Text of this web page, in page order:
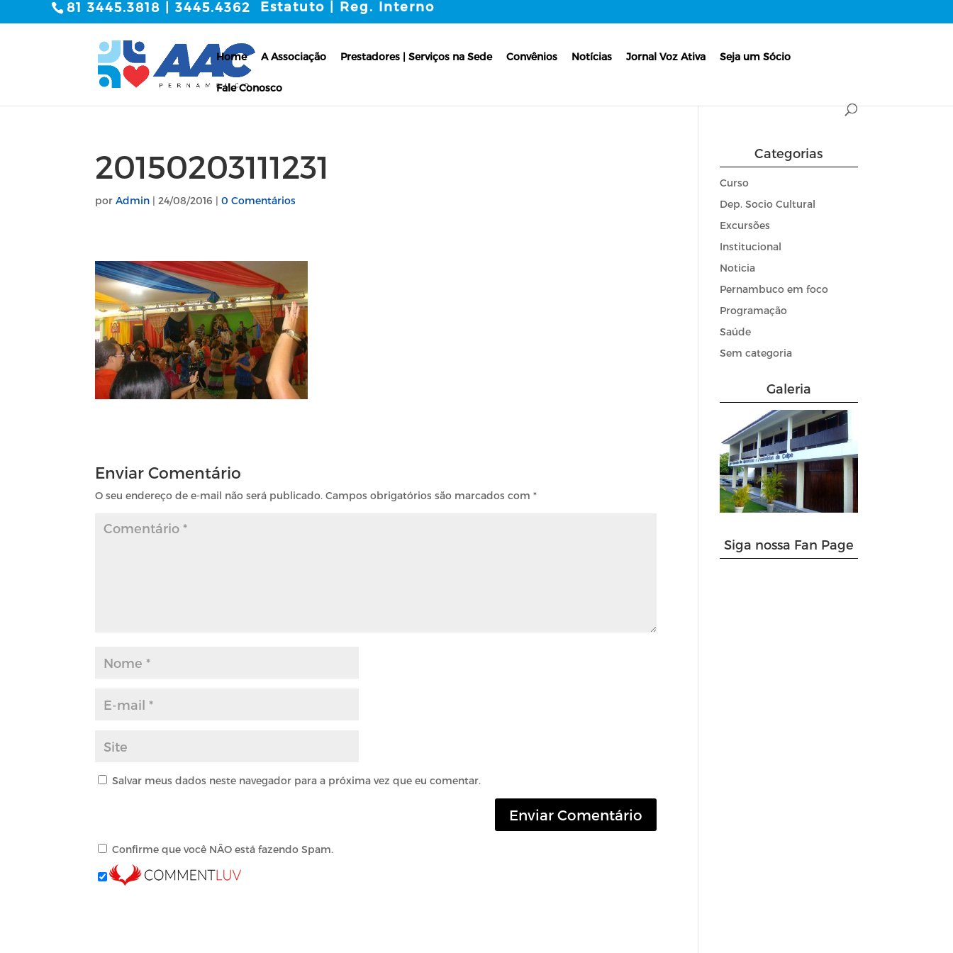
81 3445.3818 | 3445.4362 Estatuto | Reg. Interno
Home A Associação Prestadores | Serviços na Sede Convênios Notícias Jornal Voz Ativa Seja um Sócio
Fale Conosco
20150203111231
porAdmin |24/08/2016 |0 Comentários
Enviar Comentário
O seu endereço de e-mail não será publicado. Campos obrigatórios são marcados com*
Salvar meus dados neste navegador para a próxima vez que eu comentar.
Confirme que você NÃO está fazendo Spam.
Categorias
Curso
Dep. Socio Cultural
Excursões
Institucional
Noticia
Pernambuco em foco
Programação
Saúde
Sem categoria
Galeria
Siga nossa Fan Page